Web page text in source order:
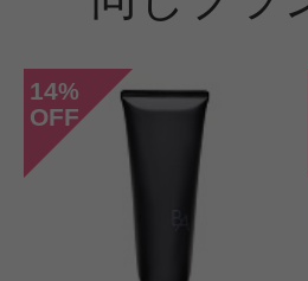
14%
OFF